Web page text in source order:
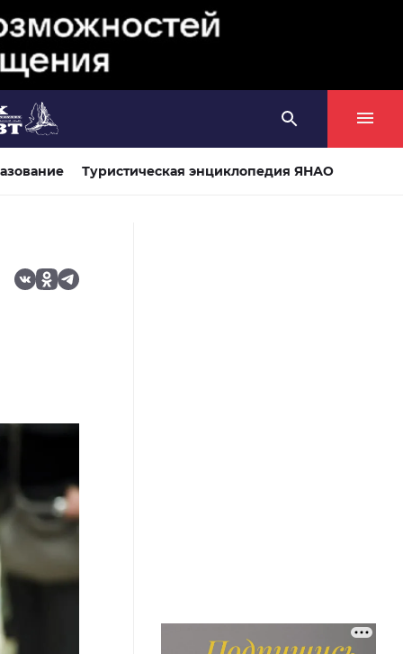
Туристическая энциклопедия ЯНАО